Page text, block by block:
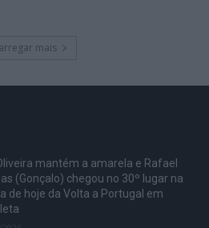
mais
mantém a amarela e Rafael
(Gonçalo) chegou no 30º lugar na
de hoje da Volta a Portugal em